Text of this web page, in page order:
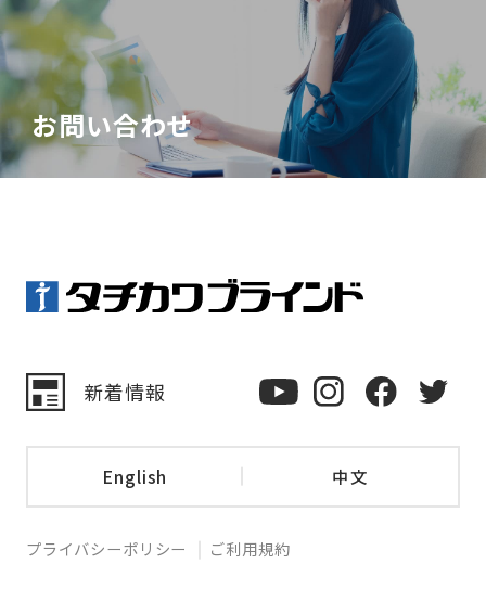
お問い合わせ
新着情報
English 中文
プライバシーポリシー ご利用規約